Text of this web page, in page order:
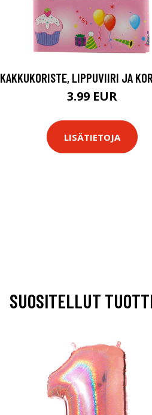
KAKKUKORISTE, LIPPUVIIRI JA
3.99 EUR
LISÄTIETOJA
SUOSITELLUT